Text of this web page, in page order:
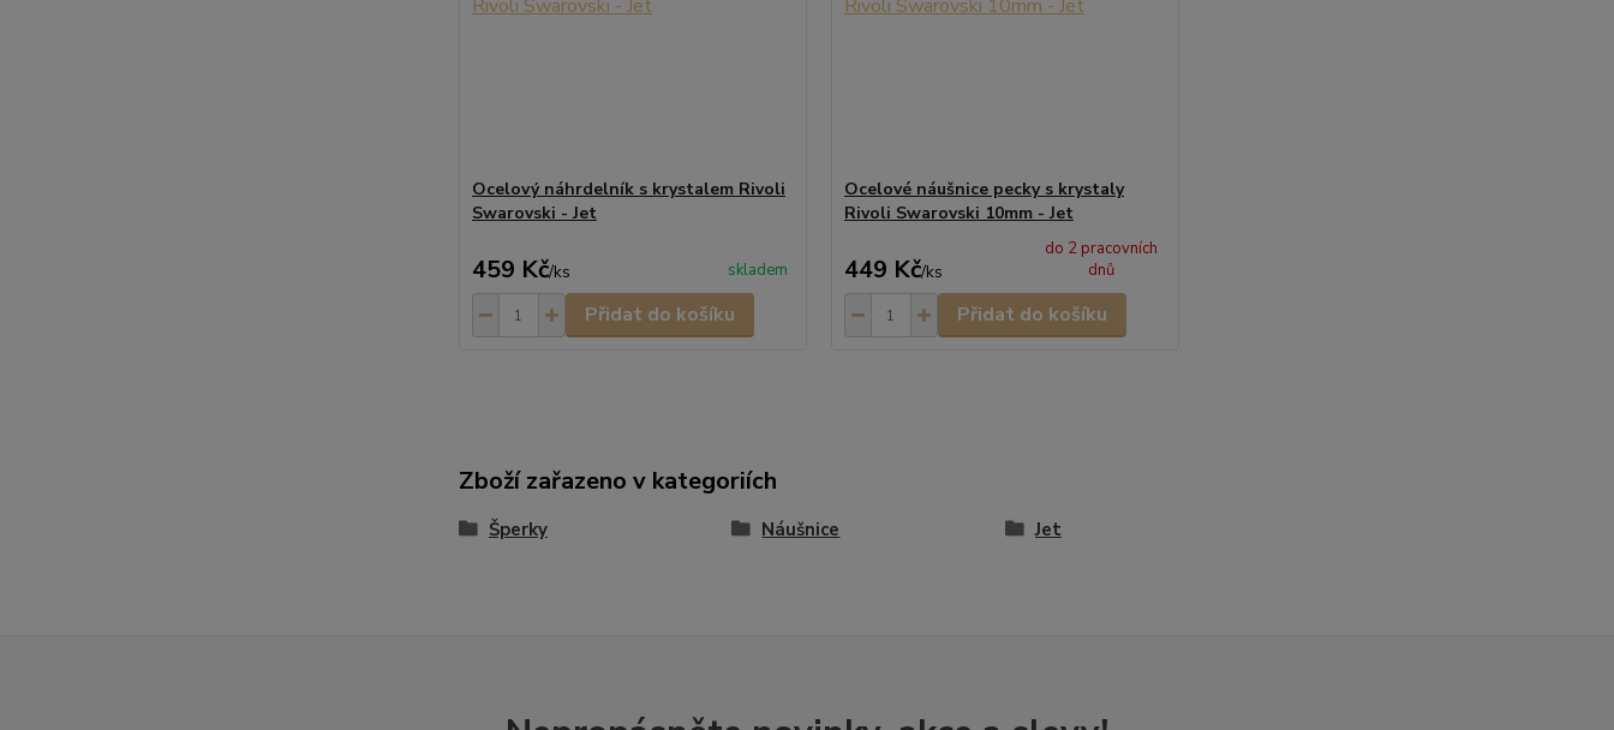
Ocelový náhrdelník s krystalem Rivoli
Swarovski - Jet
459 Kč/ks skladem
Přidat do košíku
Ocelové náušnice pecky s krystaly
Rivoli Swarovski 10mm - Jet
449 Kč/ks
do 2 pracovních
dnů
Přidat do košíku
Zboží zařazeno v kategoriích
Šperky Náušnice Jet